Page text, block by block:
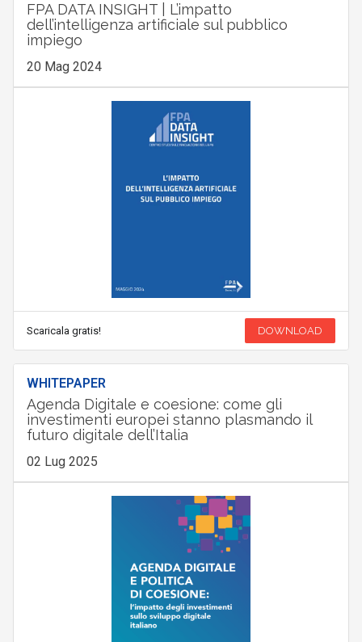
FPA DATA INSIGHT | L’impatto
dell’intelligenza artificiale sul pubblico
impiego
20 Mag 2024
Scaricala gratis! DOWNLOAD
WHITEPAPER
Agenda Digitale e coesione: come gli
investimenti europei stanno plasmando il
futuro digitale dell’Italia
02 Lug 2025